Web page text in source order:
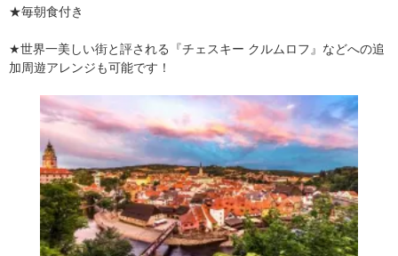
★毎朝食付き
★世界一美しい街と評される『チェスキー クルムロフ』などへの追
加周遊アレンジも可能です！